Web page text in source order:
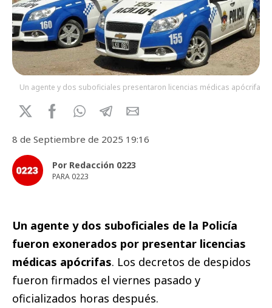
Un agente y dos suboficiales presentaron licencias médicas apócrifas.
8 de Septiembre de 2025 19:16
Por Redacción 0223
PARA 0223
Un agente y dos suboficiales de la Policía
fueron exonerados por presentar licencias
médicas apócrifas. Los decretos de despidos
fueron firmados el viernes pasado y
oficializados horas después.